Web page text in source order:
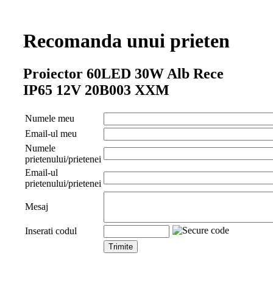
Recomanda unui prieten
Proiector 60LED 30W Alb Rece
IP65 12V 20B003 XXM
Numele meu
Email-ul meu
Numele
prietenului/prietenei
Email-ul
prietenului/prietenei
Mesaj
Inserati codul